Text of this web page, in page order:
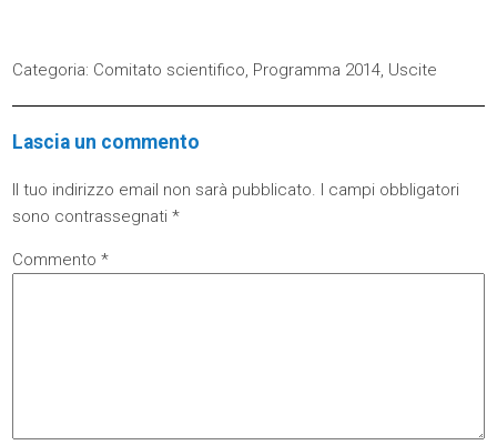
Categoria: Comitato scientifico, Programma 2014, Uscite
Lascia un commento
Il tuo indirizzo email non sarà pubblicato. I campi obbligatori
sono contrassegnati*
Commento*